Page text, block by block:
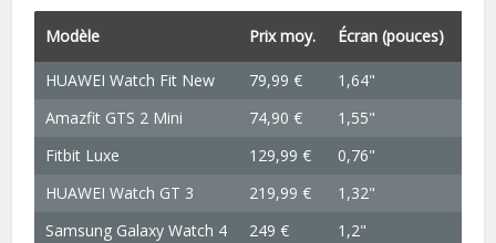
Modèle Prix moy. Écran (pouces)
HUAWEI Watch Fit New 79,99 € 1,64"
Amazfit GTS 2 Mini
74,90 € 1,55"
Fitbit Luxe
129,99 € 0,76"
HUAWEI Watch GT 3
219,99 € 1,32"
Samsung Galaxy Watch 4
249 € 1,2"